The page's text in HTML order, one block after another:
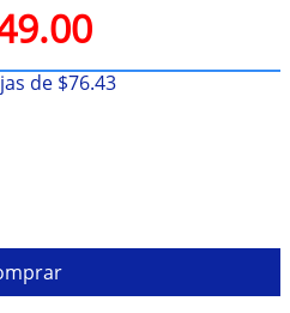
.00
de $76.43